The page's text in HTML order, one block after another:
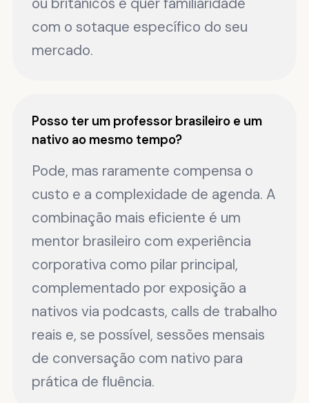
com o sotaque específico do seu
mercado.
Posso ter um professor brasileiro e um
nativo ao mesmo tempo?
Pode, mas raramente compensa o
custo e a complexidade de agenda. A
combinação mais eficiente é um
mentor brasileiro com experiência
corporativa como pilar principal,
complementado por exposição a
nativos via podcasts, calls de trabalho
reais e, se possível, sessões mensais
de conversação com nativo para
prática de fluência.